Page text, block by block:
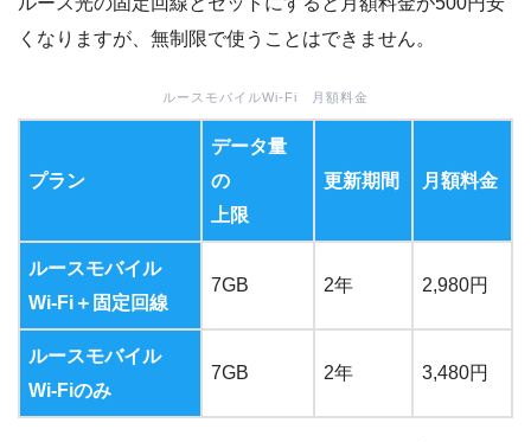
くなりますが、無制限で使うことはできません。
ルースモバイルWi-Fi 月額料金
プラン
データ量
の
上限
更新期間 月額料金
ルースモバイル
Wi-Fi＋固定回線
7GB 2年 2,980円
ルースモバイル
Wi-Fiのみ
7GB 2年 3,480円